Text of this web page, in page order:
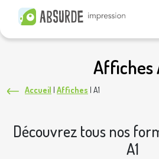
Affiches
Accueil | Affiches | A1
Découvrez tous nos
A1